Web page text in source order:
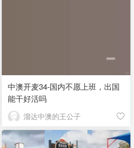
中澳开麦34-国内不愿上班，出国
能干好活吗
溜达中澳的王公子